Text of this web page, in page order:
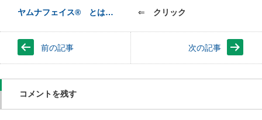
ヤムナフェイス® とは… ⇐ クリック
前の記事 次の記事
コメントを残す